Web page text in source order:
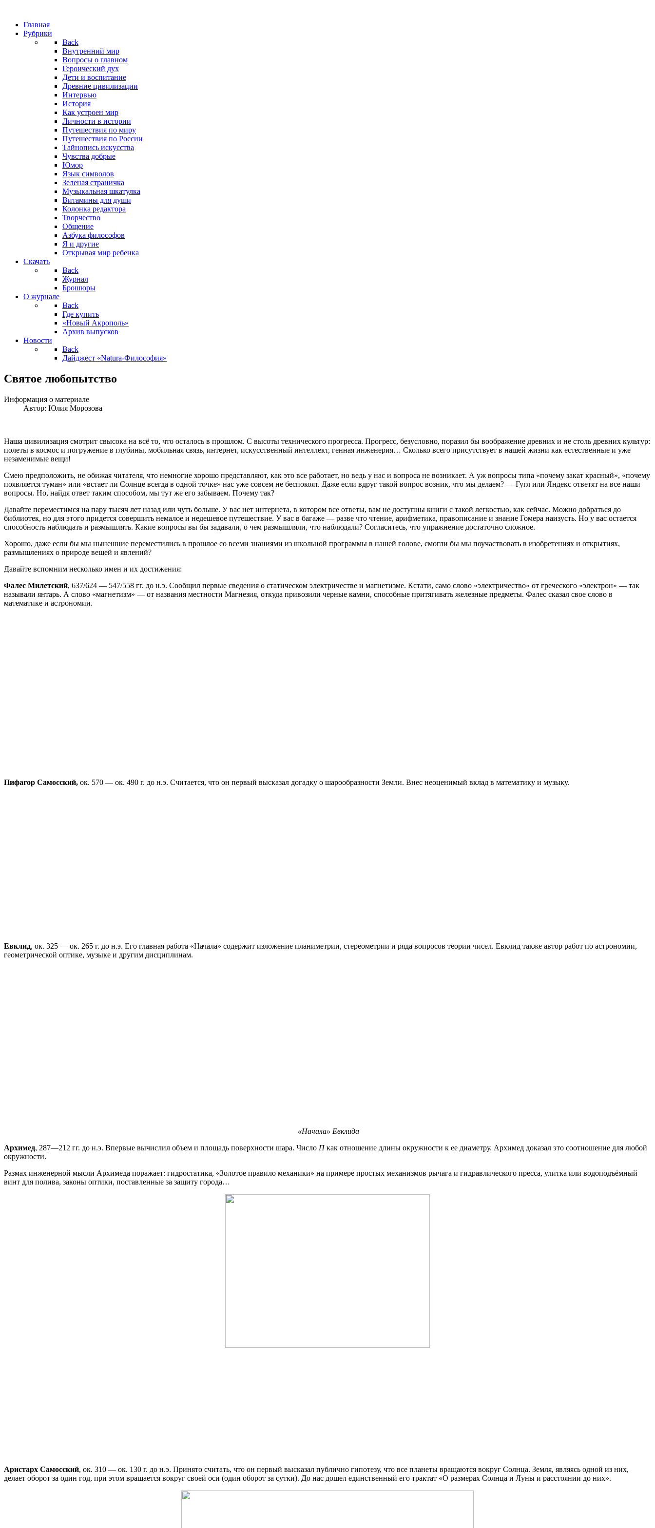
Главная
Рубрики
Back
Внутренний мир
Вопросы о главном
Героический дух
Дети и воспитание
Древние цивилизации
Интервью
История
Как устроен мир
Личности в истории
Путешествия по миру
Путешествия по России
Тайнопись искусства
Чувства добрые
Юмор
Язык символов
Зеленая страничка
Музыкальная шкатулка
Витамины для души
Колонка редактора
Творчество
Общение
Азбука философов
Я и другие
Открывая мир ребенка
Скачать
Back
Журнал
Брошюры
О журнале
Back
Где купить
«Новый Акрополь»
Архив выпусков
Новости
Back
Дайджест «Natura-Философия»
Святое любопытство
Информация о материале
Автор: Юлия Морозова
Наша цивилизация смотрит свысока на всё то, что осталось в прошлом. С высоты технического прогресса. Прогресс, безусловно, поразил бы воображение древних и не столь древних культур:
полеты в космос и погружение в глубины, мобильная связь, интернет, искусственный интеллект, генная инженерия… Сколько всего присутствует в нашей жизни как естественные и уже
незаменимые вещи!
Смею предположить, не обижая читателя, что немногие хорошо представляют, как это все работает, но ведь у нас и вопроса не возникает. А уж вопросы типа «почему закат красный», «почему
появляется туман» или «встает ли Солнце всегда в одной точке» нас уже совсем не беспокоят. Даже если вдруг такой вопрос возник, что мы делаем? — Гугл или Яндекс ответят на все наши
вопросы. Но, найдя ответ таким способом, мы тут же его забываем. Почему так?
Давайте переместимся на пару тысяч лет назад или чуть больше. У вас нет интернета, в котором все ответы, вам не доступны книги с такой легкостью, как сейчас. Можно добраться до
библиотек, но для этого придется совершить немалое и недешевое путешествие. У вас в багаже — разве что чтение, арифметика, правописание и знание Гомера наизусть. Но у вас остается
способность наблюдать и размышлять. Какие вопросы вы бы задавали, о чем размышляли, что наблюдали? Согласитесь, что упражнение достаточно сложное.
Хорошо, даже если бы мы нынешние переместились в прошлое со всеми знаниями из школьной программы в нашей голове, смогли бы мы поучаствовать в изобретениях и открытиях,
размышлениях о природе вещей и явлений?
Давайте вспомним несколько имен и их достижения:
Фалес Милетский, 637/624 — 547/558 гг. до н.э. Сообщил первые сведения о статическом электричестве и магнетизме. Кстати, само слово «электричество» от греческого «электрон» — так
называли янтарь. А слово «магнетизм» — от названия местности Магнезия, откуда привозили черные камни, способные притягивать железные предметы. Фалес сказал свое слово в
математике и астрономии.
Пифагор Самосский, ок. 570 — ок. 490 г. до н.э. Считается, что он первый высказал догадку о шарообразности Земли. Внес неоценимый вклад в математику и музыку.
Евклид, ок. 325 — ок. 265 г. до н.э. Его главная работа «Начала» содержит изложение планиметрии, стереометрии и ряда вопросов теории чисел. Евклид также автор работ по астрономии,
геометрической оптике, музыке и другим дисциплинам.
«Начала» Евклида
Архимед, 287—212 гг. до н.э. Впервые вычислил объем и площадь поверхности шара. Число Пкак отношение длины окружности к ее диаметру. Архимед доказал это соотношение для любой
окружности.
Размах инженерной мысли Архимеда поражает: гидростатика, «Золотое правило механики» на примере простых механизмов рычага и гидравлического пресса, улитка или водоподъёмный
винт для полива, законы оптики, поставленные за защиту города…
Аристарх Самосский, ок. 310 — ок. 130 г. до н.э. Принято считать, что он первый высказал публично гипотезу, что все планеты вращаются вокруг Солнца. Земля, являясь одной из них,
делает оборот за один год, при этом вращается вокруг своей оси (один оборот за сутки). До нас дошел единственный его трактат «О размерах Солнца и Луны и расстоянии до них».